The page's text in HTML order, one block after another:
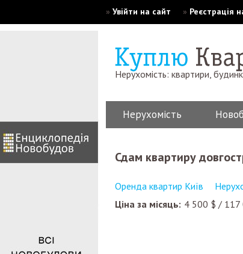
» Увійти на сайт » Реєстрація
Нерухомість: квартири,
Нерухомість
сдам квартиру
Оренда квартир Київ
Ціна за місяць: 4 500 $ / 117